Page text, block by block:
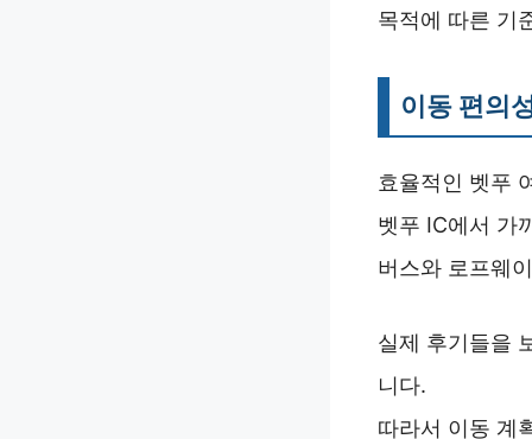
목적에 따른 기
이동 편의
효율적인 벳푸
벳푸 IC에서 가
버스와 로프웨
실제 후기들을
니다.
따라서 이동 계